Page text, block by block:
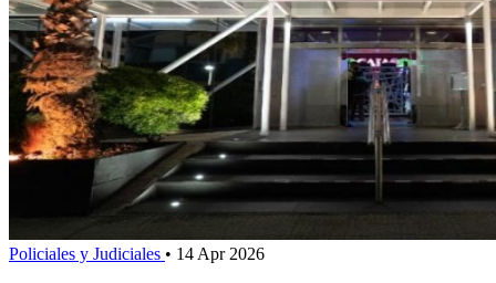
Policiales y Judiciales • 14 Apr 2026